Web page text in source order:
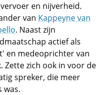
en nijverheid.
van Kappeyne van
. Naast zijn
actief als
en medeoprichter van
Zette zich ook in voor de
spreker, die meer
was.